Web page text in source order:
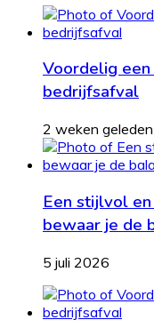
Voordelig
bedrijfsafval
2 weken geleden
Een stijlvol
bewaar je de
5 juli 2026